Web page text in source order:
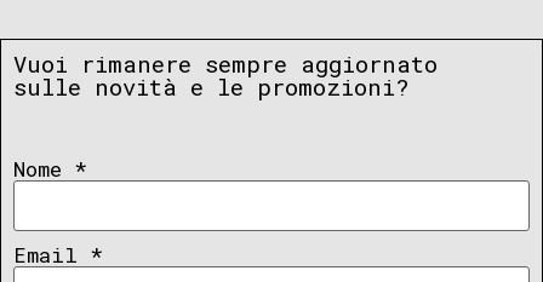
Vuoi rimanere sempre aggiornato
sulle novità e le promozioni?
Nome *
Email *